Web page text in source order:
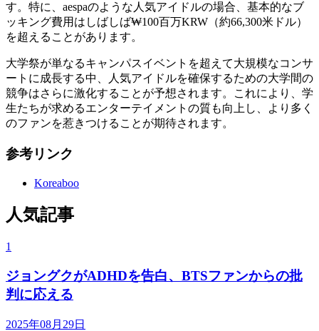
す。特に、aespaのような人気アイドルの場合、基本的なブ
ッキング費用はしばしば₩100百万KRW（約66,300米ドル）
を超えることがあります。
大学祭が単なるキャンパスイベントを超えて大規模なコンサ
ートに成長する中、人気アイドルを確保するための大学間の
競争はさらに激化することが予想されます。これにより、学
生たちが求めるエンターテイメントの質も向上し、より多く
のファンを惹きつけることが期待されます。
参考リンク
Koreaboo
人気記事
1
ジョングクがADHDを告白、BTSファンからの批
判に応える
2025年08月29日